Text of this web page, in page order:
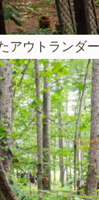
ウトランダー